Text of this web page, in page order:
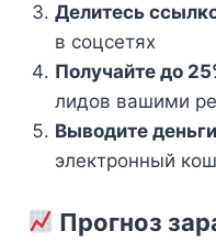
Делитесь
в соцсетях
Получайте до
лидов вашими
Выводите деньги
электронный
Прогноз